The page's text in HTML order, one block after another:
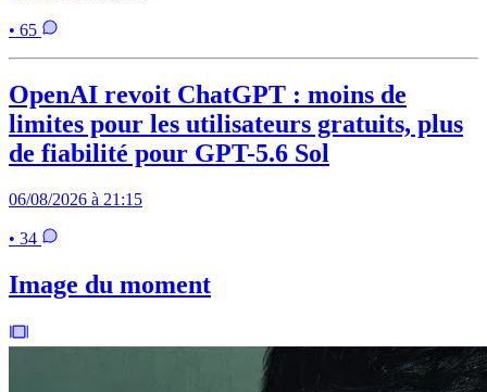
• 65
OpenAI revoit ChatGPT : moins de
limites pour les utilisateurs gratuits, plus
de fiabilité pour GPT-5.6 Sol
06/08/2026 à 21:15
• 34
Image du moment